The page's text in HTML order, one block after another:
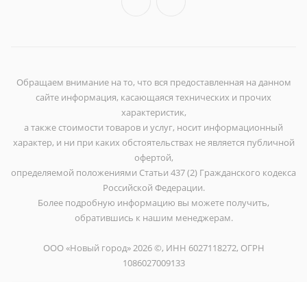
Обращаем внимание на то, что вся предоставленная на данном
сайте информация, касающаяся технических и прочих
характеристик,
а также стоимости товаров и услуг, носит информационный
характер, и ни при каких обстоятельствах не является публичной
офертой,
определяемой положениями Статьи 437 (2) Гражданского кодекса
Российской Федерации.
Более подробную информацию вы можете получить,
обратившись к нашим менеджерам.
ООО «Новый город» 2026 ©, ИНН 6027118272, ОГРН
1086027009133